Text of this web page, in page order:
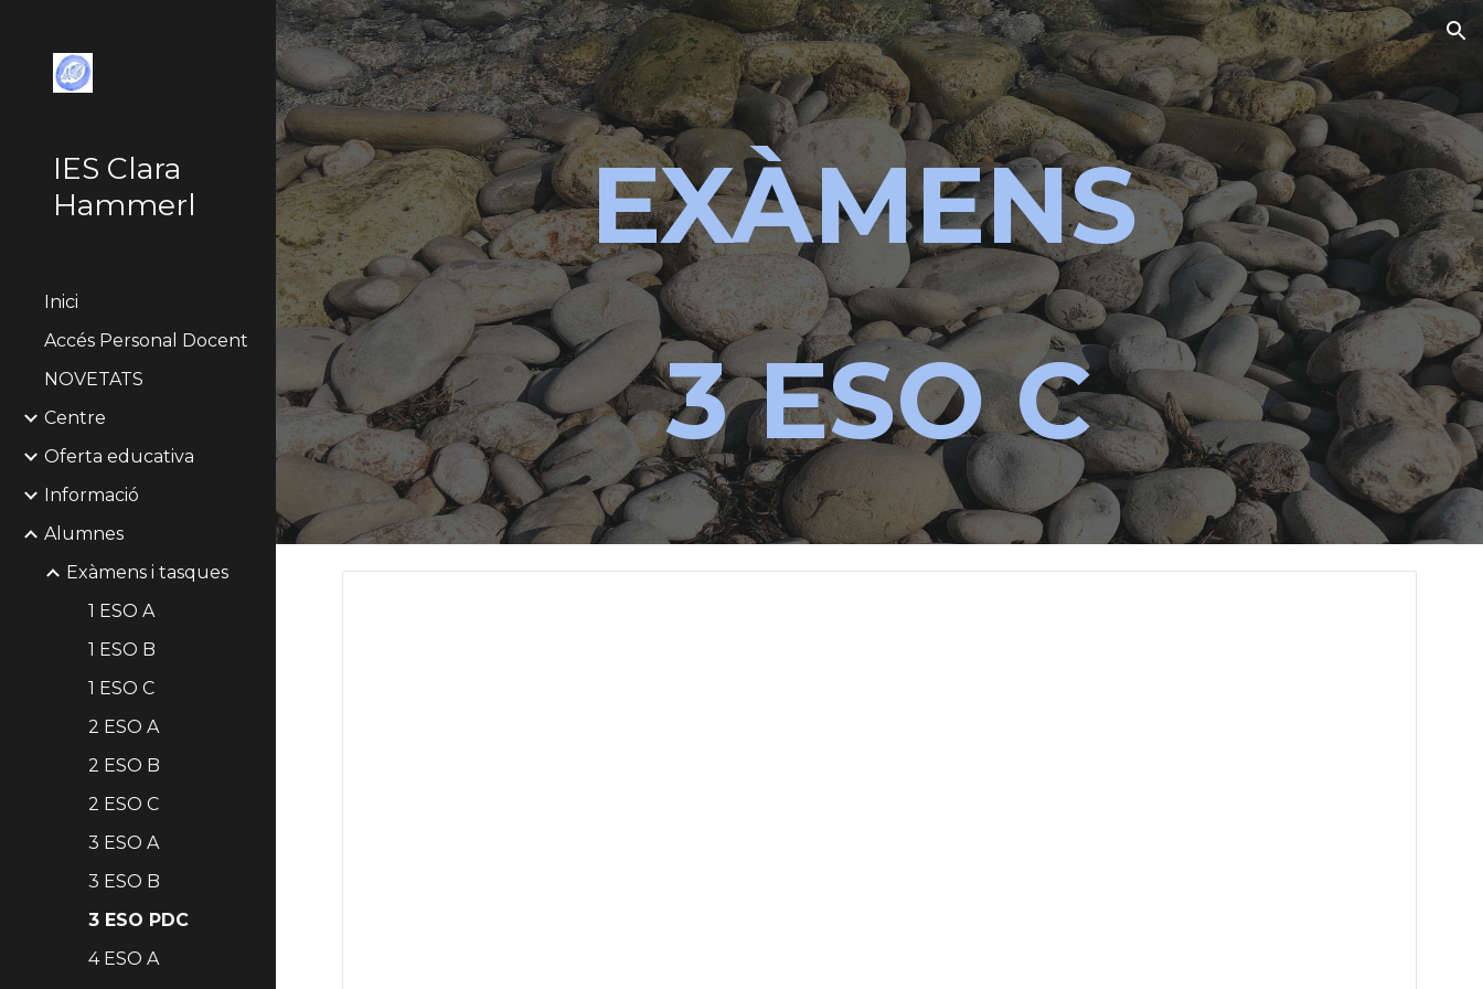
Skip to main content Skip to navigation
IES Clara
Hammerl
Inici
Accés Personal Docent
NOVETATS
Centre
Oferta educativa
Informació
Alumnes
Exàmens i tasques
1 ESO A
1 ESO B
1 ESO C
2 ESO A
2 ESO B
2 ESO C
3 ESO A
3 ESO B
3 ESO PDC
4 ESO A
EXÀMENS
3 ESOC